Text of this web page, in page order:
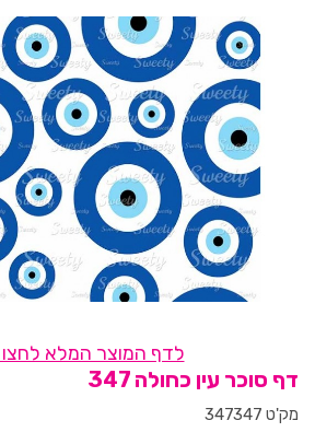
לדף המוצר המלא לחצו
דף סוכר עין כחולה 347
מק'ט 347347